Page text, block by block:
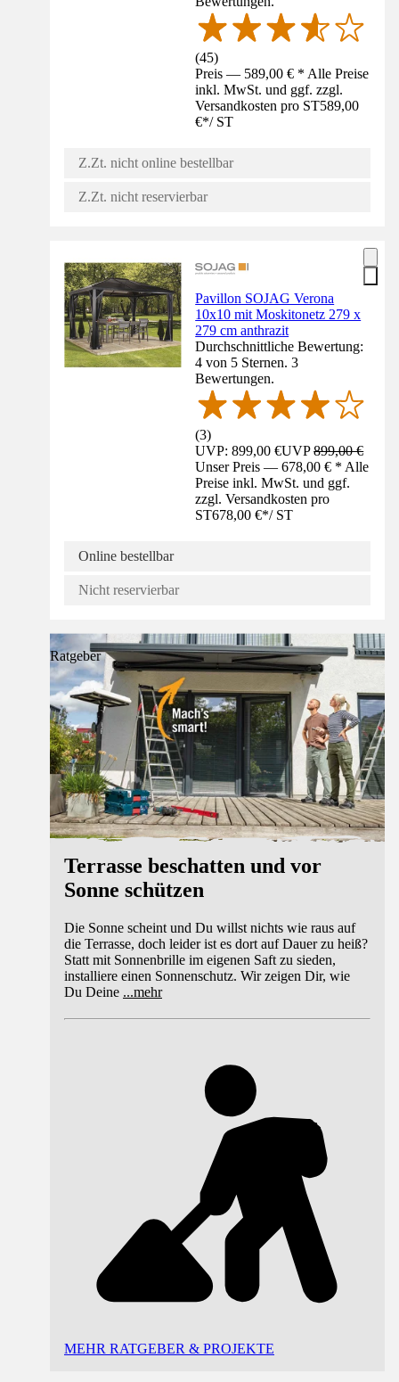
(45)
Preis — 589,00 € * Alle Preise
inkl. MwSt. und ggf. zzgl.
Versandkosten pro ST589,00
€*/ ST
Z.Zt. nicht online bestellbar
Z.Zt. nicht reservierbar
Pavillon SOJAG Verona
10x10 mit Moskitonetz 279 x
279 cm anthrazit
Durchschnittliche Bewertung:
4 von 5 Sternen. 3
Bewertungen.
(3)
UVP: 899,00 €UVP899,00 €
Unser Preis — 678,00 € * Alle
Preise inkl. MwSt. und ggf.
zzgl. Versandkosten pro
ST678,00 €*/ ST
Online bestellbar
Nicht reservierbar
Ratgeber
Terrasse beschatten und vor
Sonne schützen
Die Sonne scheint und Du willst nichts wie raus auf
die Terrasse, doch leider ist es dort auf Dauer zu heiß?
Statt mit Sonnenbrille im eigenen Saft zu sieden,
installiere einen Sonnenschutz. Wir zeigen Dir, wie
Du Deine ...mehr
MEHR RATGEBER & PROJEKTE